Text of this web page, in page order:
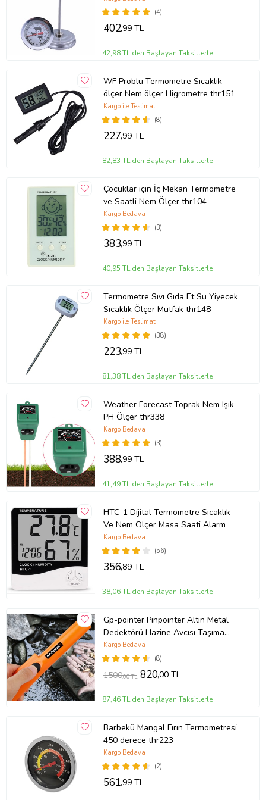
Endüstriyel uygulamalar için seri haberleşme kanalı üzerinden
zamanlama ve diğer ölçüm bilgilerinin paylaşımı,
Dış ünitelerde radyo-frekans uzaktan kumanda ile saat ayar imkanı
(433Mhz 50mt - 150mt mesafe)
(4)
402,99 TL
42,98 TL'den Başlayan Taksitlerle
WF Problu Termometre Sıcaklık
ölçer Nem ölçer Higrometre thr151
(8)
Kargo ile Teslimat
227,99 TL
82,83 TL'den Başlayan Taksitlerle
Çocuklar için İç Mekan Termometre
ve Saatli Nem Ölçer thr104
(3)
Kargo Bedava
383,99 TL
40,95 TL'den Başlayan Taksitlerle
Termometre Sıvı Gıda Et Su Yiyecek
Sıcaklık Ölçer Mutfak thr148
(38)
Kargo ile Teslimat
223,99 TL
81,38 TL'den Başlayan Taksitlerle
Weather Forecast Toprak Nem Işık
PH Ölçer thr338
(3)
Kargo Bedava
388,99 TL
41,49 TL'den Başlayan Taksitlerle
HTC-1 Dijital Termometre Sıcaklık
Ve Nem Ölçer Masa Saati Alarm
(56)
Kargo Bedava
356,89 TL
38,06 TL'den Başlayan Taksitlerle
Gp-poınter Pinpointer Altın Metal
Dedektörü Hazine Avcısı Taşıma
Çantası Hediye (Turuncu)
(8)
Kargo Bedava
1500,00 TL 820,00 TL
87,46 TL'den Başlayan Taksitlerle
Barbekü Mangal Fırın Termometresi
450 derece thr223
(2)
Kargo Bedava
561,99 TL